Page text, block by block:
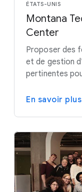
ÉTATS-UNIS
Montana
Center
Proposer des
et de gestion
pertinentes
En savoir plus